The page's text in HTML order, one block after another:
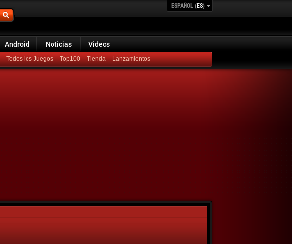
ESPAÑOL (ES)
Android Noticias Videos
Todos los Juegos Top100 Lanzamientos